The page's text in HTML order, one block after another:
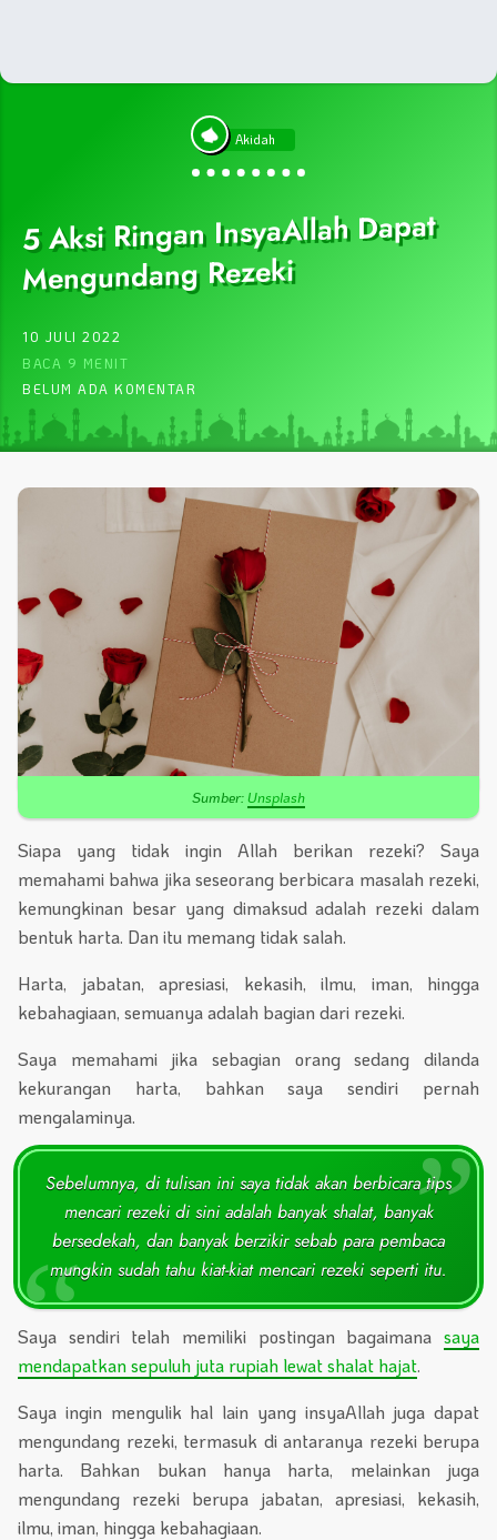
Akidah
5 Aksi Ringan InsyaAllah Dapat
Mengundang Rezeki
10 JULI 2022
BACA 9 MENIT
BELUM ADA KOMENTAR
Sumber:Unsplash
Siapa yang tidak ingin Allah berikan rezeki? Saya
memahami bahwa jika seseorang berbicara masalah rezeki,
kemungkinan besar yang dimaksud adalah rezeki dalam
bentuk harta. Dan itu memang tidak salah.
Harta, jabatan, apresiasi, kekasih, ilmu, iman, hingga
kebahagiaan, semuanya adalah bagian dari rezeki.
Saya memahami jika sebagian orang sedang dilanda
kekurangan harta, bahkan saya sendiri pernah
mengalaminya.
Sebelumnya, di tulisan ini saya tidak akan berbicara tips
mencari rezeki di sini adalah banyak shalat, banyak
bersedekah, dan banyak berzikir sebab para pembaca
mungkin sudah tahu kiat-kiat mencari rezeki seperti itu.
Saya sendiri telah memiliki postingan bagaimana saya
mendapatkan sepuluh juta rupiah lewat shalat hajat.
Saya ingin mengulik hal lain yang insyaAllah juga dapat
mengundang rezeki, termasuk di antaranya rezeki berupa
harta. Bahkan bukan hanya harta, melainkan juga
mengundang rezeki berupa jabatan, apresiasi, kekasih,
ilmu, iman, hingga kebahagiaan.